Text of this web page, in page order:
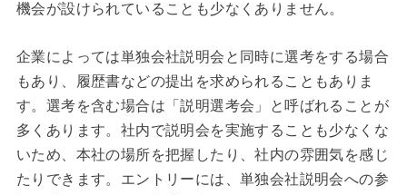
機会が設けられていることも少なくありません。
企業によっては単独会社説明会と同時に選考をする場合
もあり、履歴書などの提出を求められることもありま
す。選考を含む場合は「説明選考会」と呼ばれることが
多くあります。社内で説明会を実施することも少なくな
いため、本社の場所を把握したり、社内の雰囲気を感じ
たりできます。エントリーには、単独会社説明会への参